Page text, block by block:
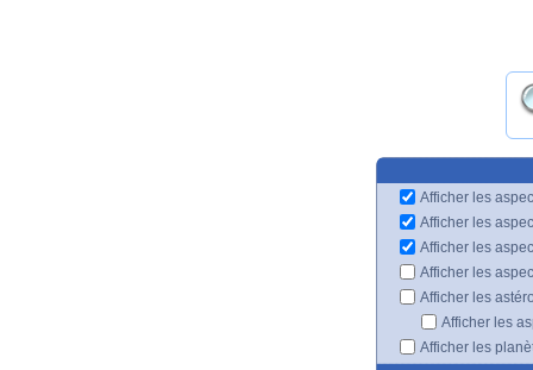
Afficher les
Afficher les
Afficher les
Afficher les
Afficher les
Afficher les
Afficher les